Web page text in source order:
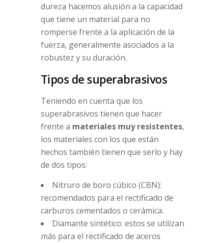
dureza hacemos alusión a la capacidad
que tiene un material para no
romperse frente a la aplicación de la
fuerza, generalmente asociados a la
robustez y su duración.
Tipos de superabrasivos
Teniendo en cuenta que los
superabrasivos tienen que hacer
frente a materiales muy resistentes,
los materiales con los que están
hechos también tienen que serlo y hay
de dos tipos:
Nitruro de boro cúbico (CBN):
recomendados para el rectificado de
carburos cementados o cerámica.
Diamante sintético: estos se utilizan
más para el rectificado de aceros